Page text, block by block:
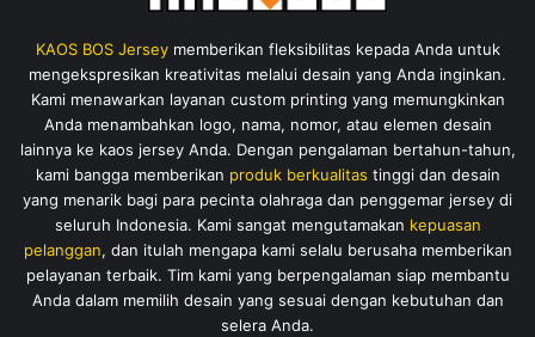
KAOS BOS Jerseymemberikan fleksibilitas kepada Anda untuk
mengekspresikan kreativitas melalui desain yang Anda inginkan.
Kami menawarkan layanan custom printing yang memungkinkan
Anda menambahkan logo, nama, nomor, atau elemen desain
lainnya ke kaos jersey Anda. Dengan pengalaman bertahun-tahun,
kami bangga memberikan produk berkualitas tinggi dan desain
yang menarik bagi para pecinta olahraga dan penggemar jersey di
seluruh Indonesia. Kami sangat mengutamakan kepuasan
pelanggan, dan itulah mengapa kami selalu berusaha memberikan
pelayanan terbaik. Tim kami yang berpengalaman siap membantu
Anda dalam memilih desain yang sesuai dengan kebutuhan dan
selera Anda.